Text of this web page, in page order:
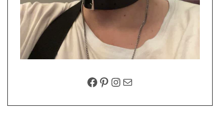
FACEBOOK
PINTEREST
INSTAGRAM
EMAIL